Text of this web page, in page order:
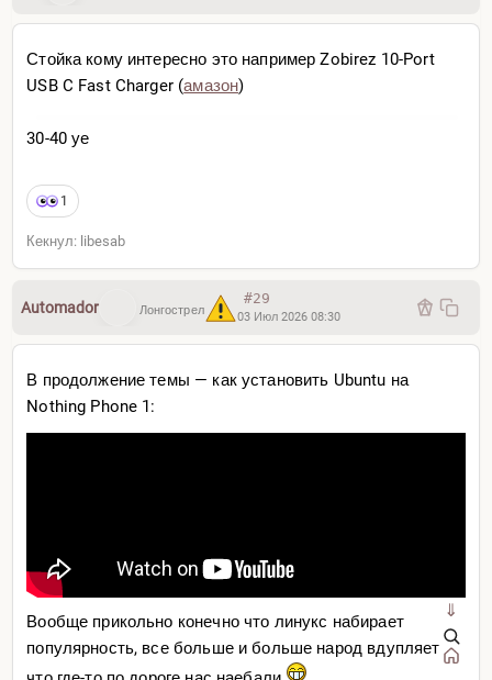
Стойка кому интересно это например Zobirez 10-Port
USB C Fast Charger (амазон)
30-40 уе
1
Кекнул: libesab
Automador Лонгострел
#29
03 Июл 2026 08:30
В продолжение темы — как установить Ubuntu на
Nothing Phone 1:
Вообще прикольно конечно что линукс набирает
популярность, все больше и больше народ вдупляет
⇓